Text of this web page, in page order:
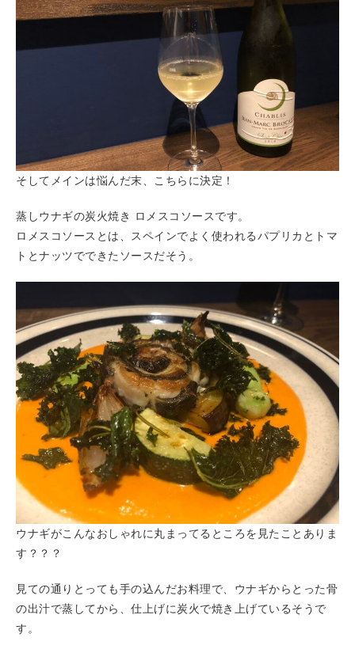
そしてメインは悩んだ末、こちらに決定！
蒸しウナギの炭火焼き ロメスコソースです。
ロメスコソースとは、スペインでよく使われるパプリカとトマ
トとナッツでできたソースだそう。
ウナギがこんなおしゃれに丸まってるところを見たことありま
す？？？
見ての通りとっても手の込んだお料理で、ウナギからとった骨
の出汁で蒸してから、仕上げに炭火で焼き上げているそうで
す。